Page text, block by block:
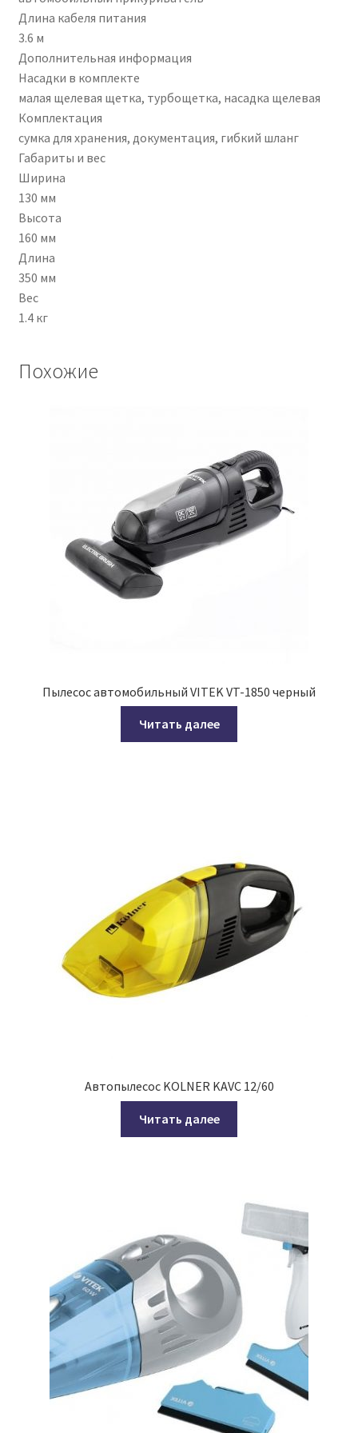
Длина кабеля питания
3.6 м
Дополнительная информация
Насадки в комплекте
малая щелевая щетка, турбощетка, насадка щелевая
Комплектация
сумка для хранения, документация, гибкий шланг
Габариты и вес
Ширина
130 мм
Высота
160 мм
Длина
350 мм
Вес
1.4 кг
Похожие
Пылесос автомобильный VITEK VT-1850 черный
Читать далее
Автопылесос KOLNER KAVC 12/60
Читать далее